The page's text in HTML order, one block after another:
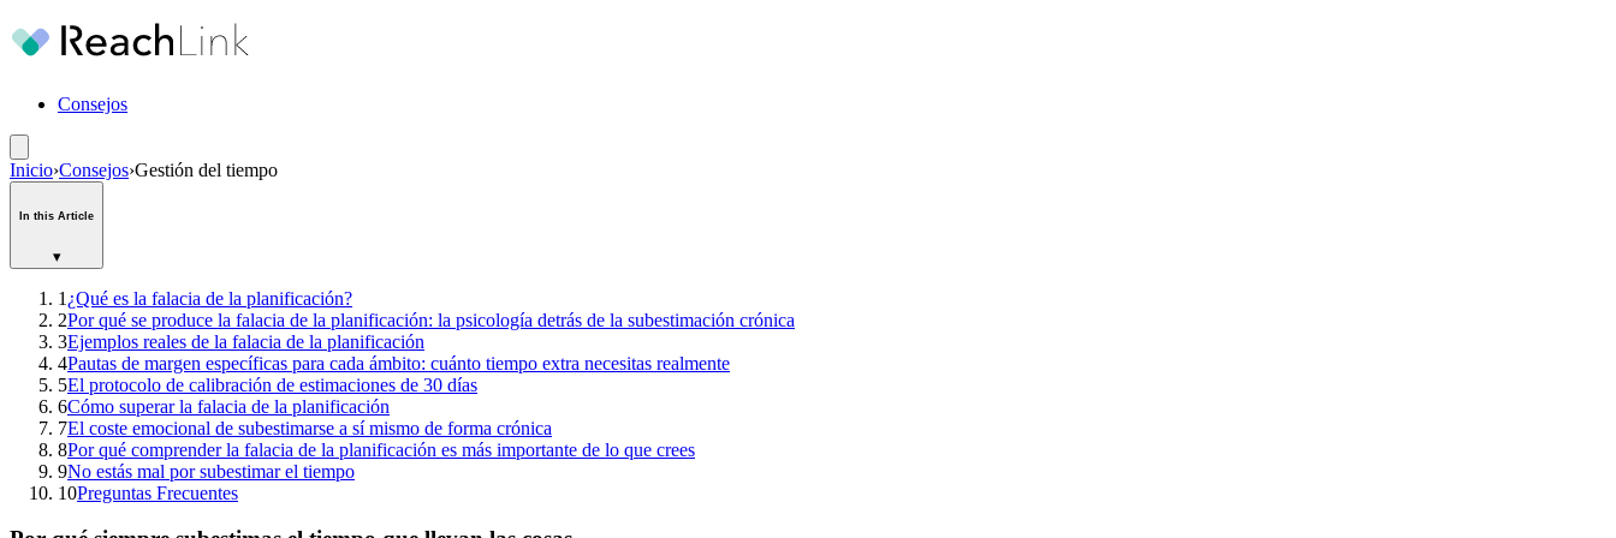
Consejos
Inicio›Consejos›Gestión del tiempo
In this Article
▾
1 ¿Qué es la falacia de la planificación?
2Por qué se produce la falacia de la planificación: la psicología detrás de la subestimación crónica
3Ejemplos reales de la falacia de la planificación
4Pautas de margen específicas para cada ámbito: cuánto tiempo extra necesitas realmente
5El protocolo de calibración de estimaciones de 30 días
6Cómo superar la falacia de la planificación
7El coste emocional de subestimarse a sí mismo de forma crónica
8Por qué comprender la falacia de la planificación es más importante de lo que crees
9No estás mal por subestimar el tiempo
10Preguntas Frecuentes